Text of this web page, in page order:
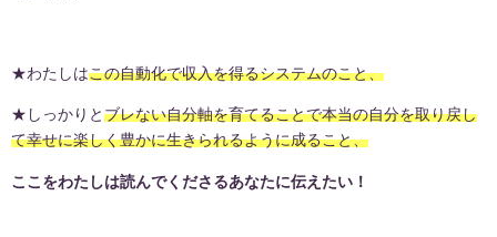
★わたしはこの自動化で収入を得るシステムのこと、
★しっかりと ブレない自分軸を育てることで本当の自分を取り戻し
て幸せに楽しく豊かに生きられるように成ること、
ここをわたしは読んでくださるあなたに伝えたい！